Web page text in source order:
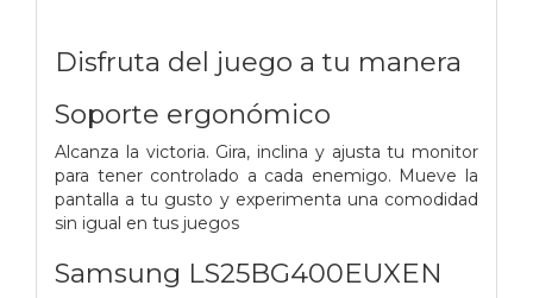
Disfruta del juego a tu manera
Soporte ergonómico
Alcanza la victoria. Gira, inclina y ajusta tu monitor
para tener controlado a cada enemigo. Mueve la
pantalla a tu gusto y experimenta una comodidad
sin igual en tus juegos
Samsung LS25BG400EUXEN